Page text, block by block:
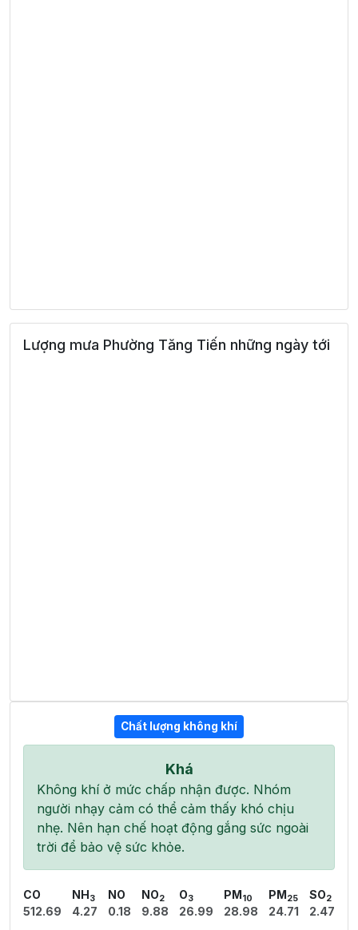
Lượng mưa Phường Tăng Tiến những ngày tới
Chất lượng không khí
Khá
Không khí ở mức chấp nhận được. Nhóm
người nhạy cảm có thể cảm thấy khó chịu
nhẹ. Nên hạn chế hoạt động gắng sức ngoài
trời để bảo vệ sức khỏe.
CO
512.69
NH 3
4.27
NO
0.18
NO2
9.88
O3
26.99
PM 10
28.98
PM 25
24.71
SO2
2.47